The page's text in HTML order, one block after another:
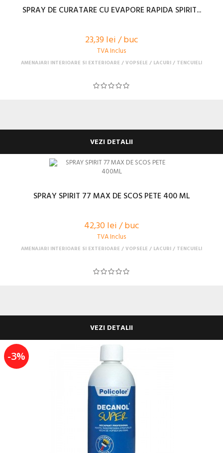
SPRAY DE CURATARE CU EVAPORE RAPIDA SPIRIT...
23,39 lei / buc
TVA Inclus
AMENAJARI INTERIOARE SI EXTERIOARE VOPSELE / LACURI / TENCUIELI
VEZI DETALII
SPRAY SPIRIT 77 MAX DE SCOS PETE 400 ML
42,30 lei / buc
TVA Inclus
AMENAJARI INTERIOARE SI EXTERIOARE VOPSELE / LACURI / TENCUIELI
VEZI DETALII
-3%